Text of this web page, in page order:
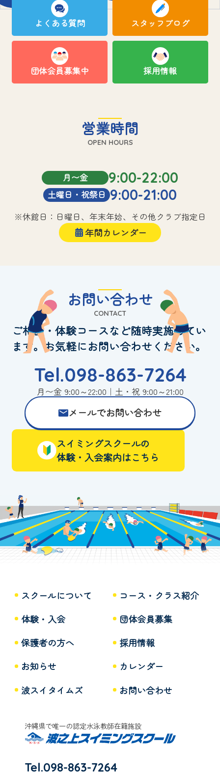
よくある質問 スタッフブログ
団体会員募集中 採用情報
営業時間
OPEN HOURS
月〜金 9:00-22:00
土曜日・祝祭日 9:00-21:00
※休館日：日曜日、年末年始、その他クラブ指定日
年間カレンダー
お問い合わせ
CONTACT
ご相談・体験コースなど随時実施してい
ます。お気軽にお問い合わせください。
Tel.098-863-7264
月〜金 9:00～22:00｜土・祝 9:00～21:00
メールでお問い合わせ
スイミングスクールの
体験・入会案内はこちら
スクールについて
コース・クラス紹介
体験・入会
団体会員募集
保護者の方へ
採用情報
お知らせ
カレンダー
波スイタイムズ
お問い合わせ
沖縄県で唯一の認定水泳教師在籍施設
Tel.098-863-7264